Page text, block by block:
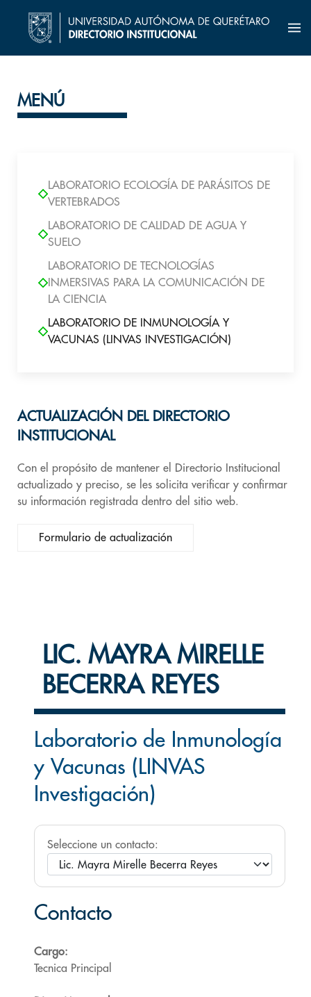
MENÚ
LABORATORIO ECOLOGÍA DE PARÁSITOS DE
VERTEBRADOS
LABORATORIO DE CALIDAD DE AGUA Y
SUELO
LABORATORIO DE TECNOLOGÍAS
INMERSIVAS PARA LA COMUNICACIÓN DE
LA CIENCIA
LABORATORIO DE INMUNOLOGÍA Y
VACUNAS (LINVAS INVESTIGACIÓN)
ACTUALIZACIÓN DEL DIRECTORIO
INSTITUCIONAL
Con el propósito de mantener el Directorio Institucional
actualizado y preciso, se les solicita verificar y confirmar
su información registrada dentro del sitio web.
Formulario de actualización
LIC. MAYRA MIRELLE
BECERRA REYES
Laboratorio de Inmunología
y Vacunas (LINVAS
Investigación)
Seleccione un contacto:
Contacto
Cargo:
Tecnica Principal